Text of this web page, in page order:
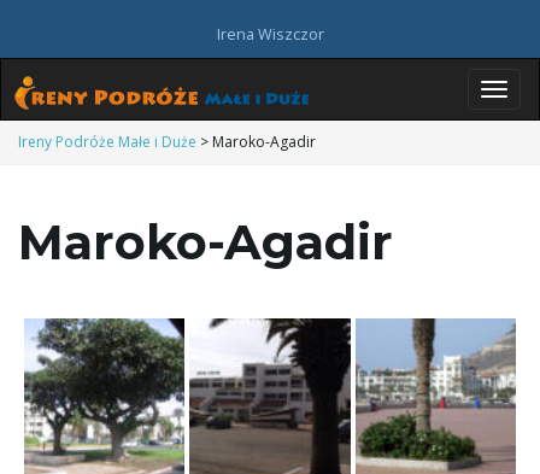
Irena Wiszczor
z
Ireny Podróże Małe i Duże > Maroko-Agadir
Maroko-Agadir